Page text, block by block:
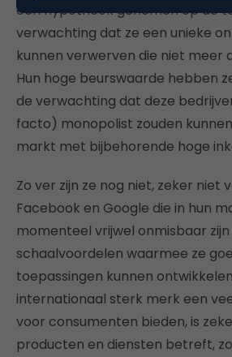
een hypotheek genomen op de
verwachting dat ze een unieke
kunnen verwerven die niet meer
Hun hoge beurswaarde hebben
de verwachting dat deze
facto) monopolist zouden
markt met bijbehorende hoge
Zo ver zijn ze nog niet, zeker niet
Facebook en Google die in hun
momenteel vrijwel onmisbaar
schaalvoordelen waarmee ze
toepassingen kunnen
internationaal sterk merk een
voor consumenten bieden, is
producten en diensten betreft,